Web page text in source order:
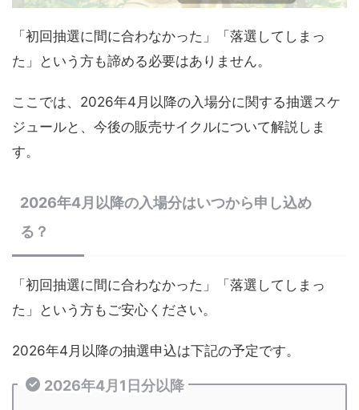
「初回抽選に間に合わなかった」「落選してしまっ
た」という方も諦める必要はありません。
ここでは、2026年4月以降の入場分に関する抽選スケ
ジュールと、今後の販売サイクルについて解説しま
す。
2026年4月以降の入場分はいつから申し込め
る？
「初回抽選に間に合わなかった」「落選してしまっ
た」という方もご安心ください。
2026年4月以降の抽選申込は下記の予定です。
2026年4月1日分以降